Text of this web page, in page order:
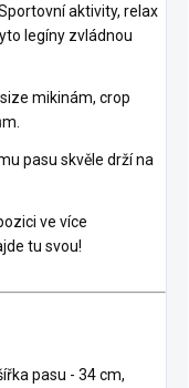
aktivity, relax
legíny zvládnou
mikinám, crop
pasu skvěle drží na
ve více
tu svou!
pasu - 34 cm,